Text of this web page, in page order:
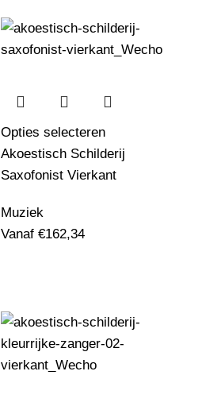
Opties selecteren
Akoestisch Schilderij
Saxofonist Vierkant
Muziek
Vanaf€162,34